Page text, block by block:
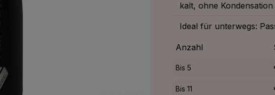
kalt, ohne Kondensation
Ideal für unterwegs:
Anzahl
Bis 5
Bis 11